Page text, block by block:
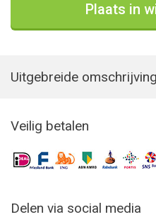
Plaats in
Uitgebreide omschrijving
Veilig betalen
Delen via social media